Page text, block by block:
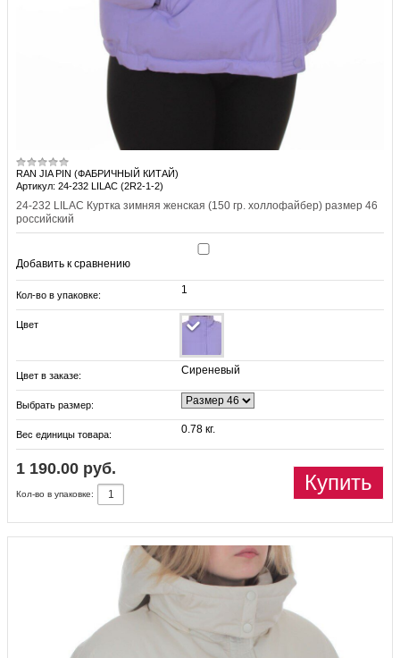
RAN JIA PIN (ФАБРИЧНЫЙ КИТАЙ)
Артикул: 24-232 LILAC (2R2-1-2)
24-232 LILAC Куртка зимняя женская (150 гр. холлофайбер) размер 46
российский
Добавить к сравнению
Кол-во в упаковке: 1
Цвет
Цвет в заказе: Сиреневый
Выбрать размер:
Вес единицы товара: 0.78 кг.
1 190.00 руб.
Купить
Кол-во в упаковке: